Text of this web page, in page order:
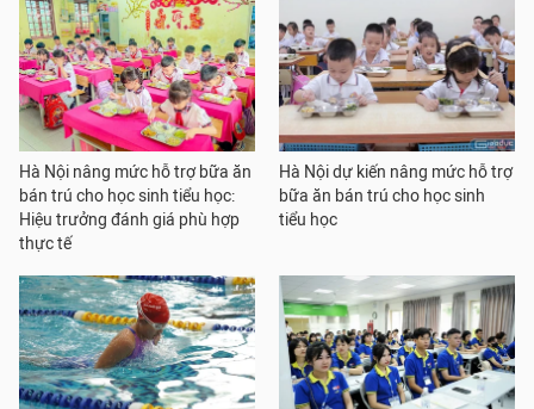
Hà Nội nâng mức hỗ trợ bữa ăn
bán trú cho học sinh tiểu học:
Hiệu trưởng đánh giá phù hợp
thực tế
Hà Nội dự kiến nâng mức hỗ trợ
bữa ăn bán trú cho học sinh
tiểu học